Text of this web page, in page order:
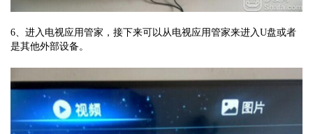
6、进入电视应用管家，接下来可以从电视应用管家来进入U盘或者
是其他外部设备。